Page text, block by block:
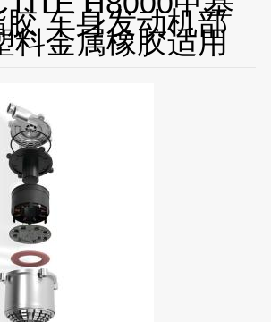
车身发动机部
料金属橡胶适用